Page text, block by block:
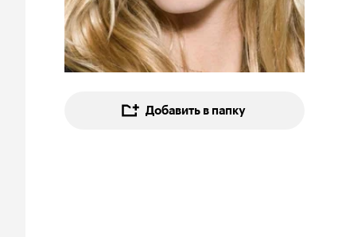
Добавить в папку